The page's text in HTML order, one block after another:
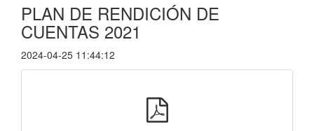
PLAN DE RENDICIÓN DE
CUENTAS 2021
2024-04-25 11:44:12